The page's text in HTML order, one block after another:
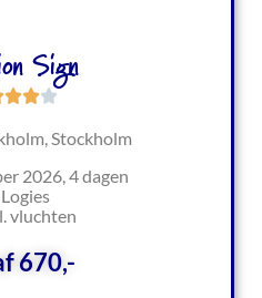
Sign
Stockholm
2026, 4 dagen
Logies
vluchten
670,-